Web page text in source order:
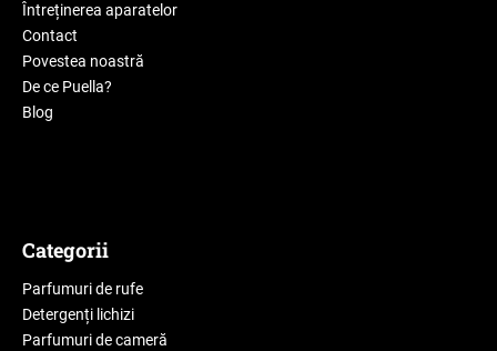
Întreținerea aparatelor
Contact
Povestea noastră
De ce Puella?
Blog
Categorii
Parfumuri de rufe
Detergenți lichizi
Parfumuri de cameră